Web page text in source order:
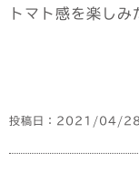
トマト感を楽し
投稿日：2021/04/28